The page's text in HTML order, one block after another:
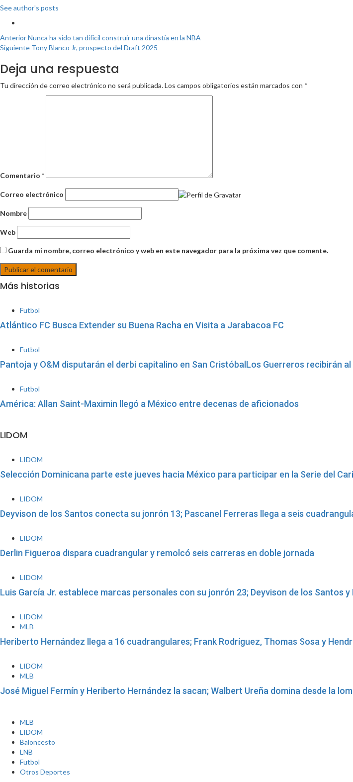
See author's posts
AnteriorNunca ha sido tan difícil construir una dinastía en la NBA
Siguiente Tony Blanco Jr, prospecto del Draft 2025
Deja una respuesta
Tu dirección de correo electrónico no será publicada.Los campos obligatorios están marcados con *
Comentario *
Correo electrónico
Nombre
Web
Guarda mi nombre, correo electrónico y web en este navegador para la próxima vez que comente.
Más historias
Futbol
Atlántico FC Busca Extender su Buena Racha en Visita a Jarabacoa FC
Futbol
Pantoja y O&M disputarán el derbi capitalino en San CristóbalLos Guerreros recibirán
Futbol
América: Allan Saint-Maximin llegó a México entre decenas de aficionados
LIDOM
LIDOM
Selección Dominicana parte este jueves hacia México para participar en la Serie del
LIDOM
Deyvison de los Santos conecta su jonrón 13; Pascanel Ferreras llega a seis
LIDOM
Derlin Figueroa dispara cuadrangular y remolcó seis carreras en doble jornada
LIDOM
Luis García Jr. establece marcas personales con su jonrón 23; Deyvison de los Santos
LIDOM
MLB
Heriberto Hernández llega a 16 cuadrangulares; Frank Rodríguez, Thomas Sosa y
LIDOM
MLB
José Miguel Fermín y Heriberto Hernández la sacan; Walbert Ureña domina desde la
MLB
LIDOM
Baloncesto
LNB
Futbol
Otros Deportes